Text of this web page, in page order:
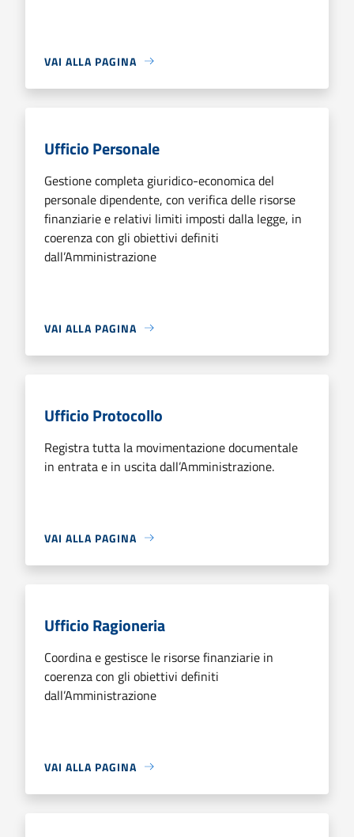
VAI ALLA PAGINA
Ufficio Personale
Gestione completa giuridico-economica del
personale dipendente, con verifica delle risorse
finanziarie e relativi limiti imposti dalla legge, in
coerenza con gli obiettivi definiti
dall’Amministrazione
VAI ALLA PAGINA
Ufficio Protocollo
Registra tutta la movimentazione documentale
in entrata e in uscita dall’Amministrazione.
VAI ALLA PAGINA
Ufficio Ragioneria
Coordina e gestisce le risorse finanziarie in
coerenza con gli obiettivi definiti
dall’Amministrazione
VAI ALLA PAGINA